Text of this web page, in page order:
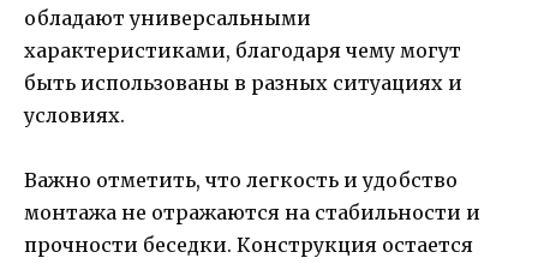
обладают универсальными
характеристиками, благодаря чему могут
быть использованы в разных ситуациях и
условиях.
Важно отметить, что легкость и удобство
монтажа не отражаются на стабильности и
прочности беседки. Конструкция остается